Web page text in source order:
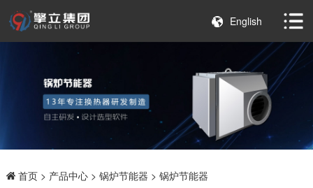
English
首页> 产品中心> 锅炉节能器 > 锅炉节能器